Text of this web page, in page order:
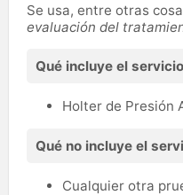
Se usa, entre otras
evaluación del
Qué incluye el
Holter de Presión
Qué no incluye el
Cualquier otra